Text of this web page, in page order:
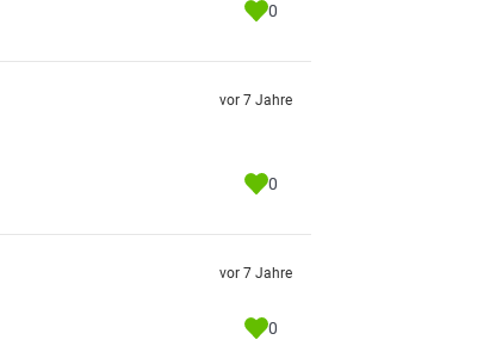
0
vor 7 Jahre
0
vor 7 Jahre
0